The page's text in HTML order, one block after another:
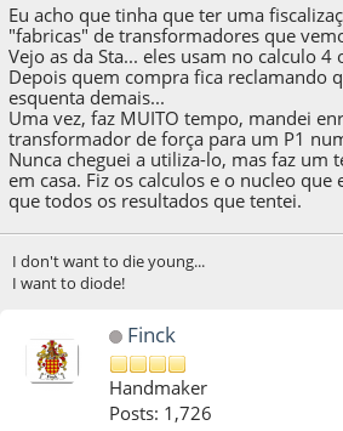
Eu acho que tinha que ter uma
"fabricas" de transformadores que
Vejo as da Sta... eles usam no calculo
Depois quem compra fica reclamando
esquenta demais...
Uma vez, faz MUITO tempo, mandei
transformador de força para um P1
Nunca cheguei a utiliza-lo, mas faz um
em casa. Fiz os calculos e o nucleo
que todos os resultados que tentei.
I don't want to die young...
I want to diode!
Finck
Handmaker
Posts: 1,726